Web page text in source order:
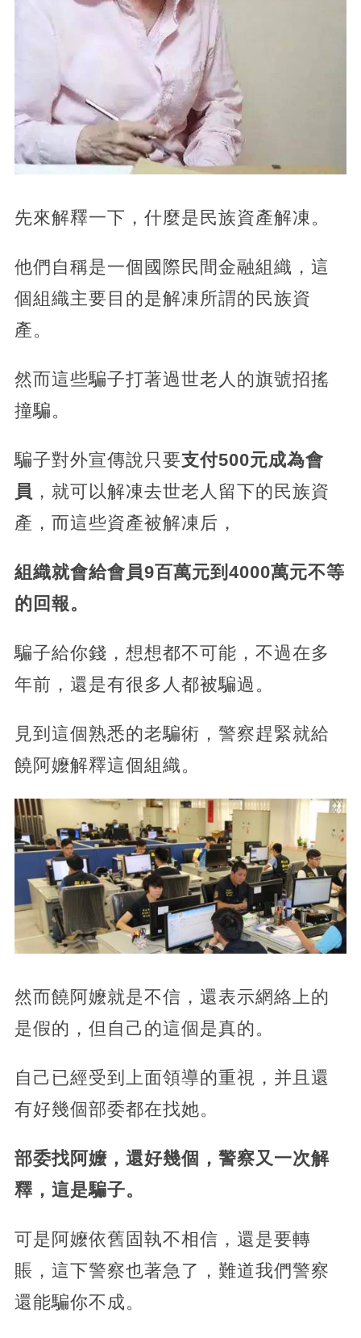
先來解釋一下，什麼是民族資產解凍。
他們自稱是一個國際民間金融組織，這
個組織主要目的是解凍所謂的民族資
產。
然而這些騙子打著過世老人的旗號招搖
撞騙。
騙子對外宣傳說只要支付500元成為會
員 ，就可以解凍去世老人留下的民族資
產，而這些資產被解凍后，
組織就會給會員9百萬元到4000萬元不等
的回報。
騙子給你錢，想想都不可能，不過在多
年前，還是有很多人都被騙過。
見到這個熟悉的老騙術，警察趕緊就給
饒阿嬤解釋這個組織。
然而饒阿嬤就是不信，還表示網絡上的
是假的，但自己的這個是真的。
自己已經受到上面領導的重視，并且還
有好幾個部委都在找她。
部委找阿嬤，還好幾個，警察又一次解
釋，這是騙子。
可是阿嬤依舊固執不相信，還是要轉
賬，這下警察也著急了，難道我們警察
還能騙你不成。